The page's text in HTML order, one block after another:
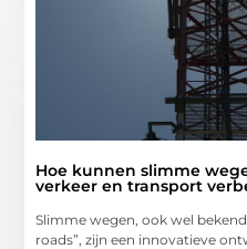
Hoe kunnen slimme
verkeer en transport
Slimme wegen, ook wel
roads”, zijn een innovatieve